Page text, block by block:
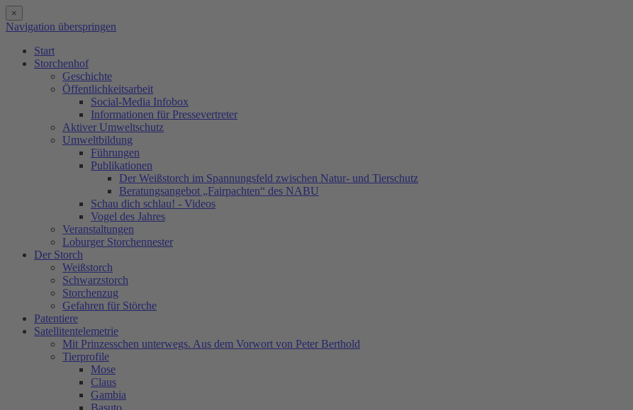
×
Navigation überspringen
Start
Storchenhof
Geschichte
Öffentlichkeitsarbeit
Social-Media Infobox
Informationen für Pressevertreter
Aktiver Umweltschutz
Umweltbildung
Führungen
Publikationen
Der Weißstorch im Spannungsfeld zwischen Natur- und Tierschutz
Beratungsangebot „Fairpachten“ des NABU
Schau dich schlau! - Videos
Vogel des Jahres
Veranstaltungen
Loburger Storchennester
Der Storch
Weißstorch
Schwarzstorch
Storchenzug
Gefahren für Störche
Patentiere
Satellitentelemetrie
Mit Prinzesschen unterwegs. Aus dem Vorwort von Peter Berthold
Tierprofile
Mose
Claus
Gambia
Basuto